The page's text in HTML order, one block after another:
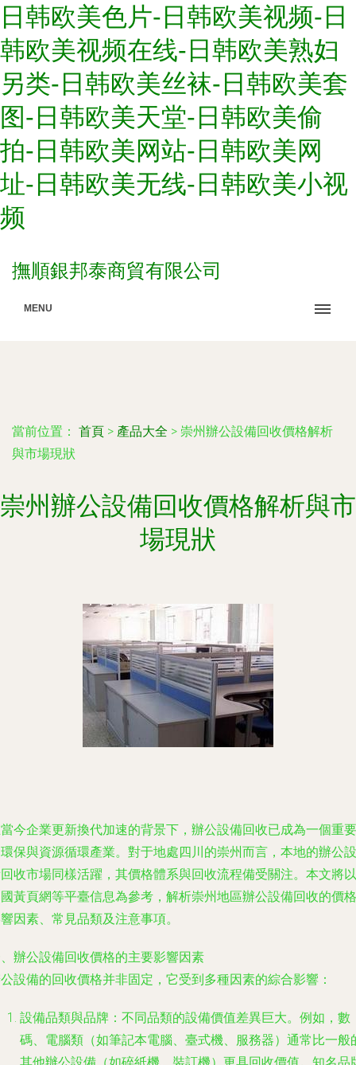
日韩欧美色片-日韩欧美视频-日
韩欧美视频在线-日韩欧美熟妇
另类-日韩欧美丝袜-日韩欧美套
图-日韩欧美天堂-日韩欧美偷
拍-日韩欧美网站-日韩欧美网
址-日韩欧美无线-日韩欧美小视
频
撫順銀邦泰商貿有限公司
MENU
當前位置： 首頁 > 產品大全 > 崇州辦公設備回收價格解析
與市場現狀
崇州辦公設備回收價格解析與市
場現狀
今企業更新換代加速的背景下，辦公設備回收已成為一個重要
保與資源循環產業。對于地處四川的崇州而言，本地的辦公設
收市場同樣活躍，其價格體系與回收流程備受關注。本文將以
黃頁網等平臺信息為參考，解析崇州地區辦公設備回收的價格
因素、常見品類及注意事項。
辦公設備回收價格的主要影響因素
設備的回收價格并非固定，它受到多種因素的綜合影響：
設備品類與品牌 ：不同品類的設備價值差異巨大。例如，數
碼、電腦類（如筆記本電腦、臺式機、服務器）通常比一般